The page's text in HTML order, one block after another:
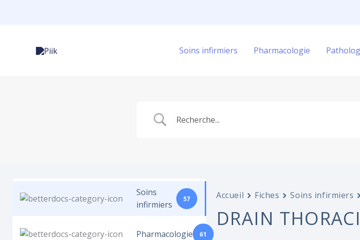
Soins infirmiers Pharmacologie
Soins
infirmiers
57
Pharmacologie 61
Accueil Fiches Soins infirmiers
DRAIN